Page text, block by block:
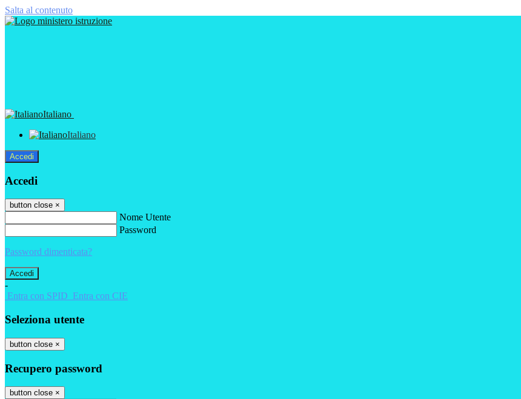
Salta al contenuto
Italiano
Italiano
Accedi
Accedi
button close ×
Nome Utente
Password
Password dimenticata?
-
Entra con SPID Entra con CIE
Seleziona utente
button close ×
Recupero password
button close ×